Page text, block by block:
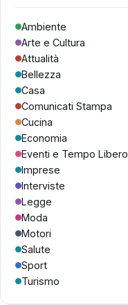
Ambiente
Arte e Cultura
Attualità
Bellezza
Casa
Comunicati Stampa
Cucina
Economia
Eventi e Tempo Libero
Imprese
Interviste
Legge
Moda
Motori
Salute
Sport
Turismo